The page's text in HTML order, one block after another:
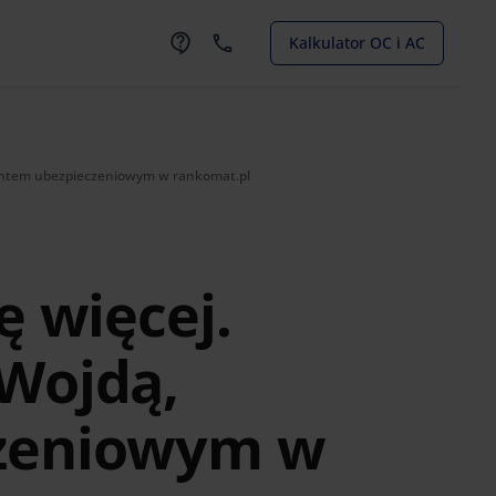
Kalkulator OC i AC
ubezpieczeniowym w rankomat.pl
więcej.
w